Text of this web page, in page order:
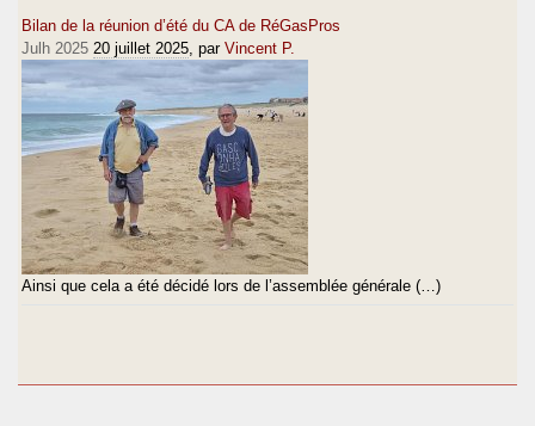
Bilan de la réunion d’été du CA de RéGasPros
Julh 2025 20 juillet 2025 , par Vincent P.
Ainsi que cela a été décidé lors de l’assemblée générale (…)